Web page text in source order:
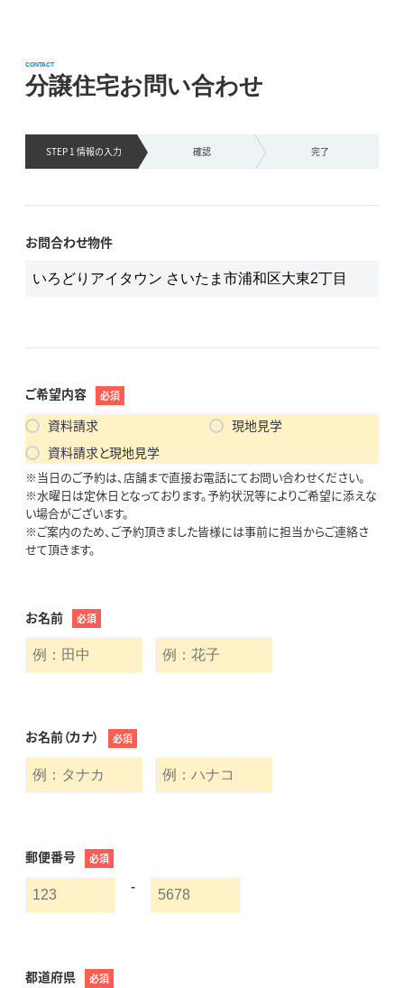
分譲住宅お問い合わせ
CONTACT
STEP 1 情報の入力 確認 完了
お問合わせ物件
ご希望内容 必須
資料請求
現地見学
資料請求と現地見学
※当日のご予約は、店舗まで直接お電話にてお問い合わせください。
※水曜日は定休日となっております。予約状況等によりご希望に添えな
い場合がございます。
※ご案内のため、ご予約頂きました皆様には事前に担当からご連絡さ
せて頂きます。
お名前 必須
お名前（カナ） 必須
郵便番号 必須
-
都道府県 必須